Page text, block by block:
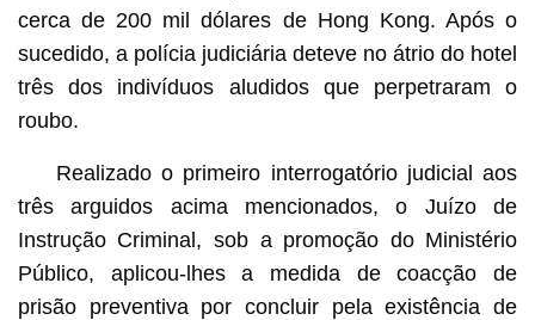
cerca de 200 mil dólares de Hong Kong. Após o
sucedido, a polícia judiciária deteve no átrio do hotel
três dos indivíduos aludidos que perpetraram o
roubo.
Realizado o primeiro interrogatório judicial aos
três arguidos acima mencionados, o Juízo de
Instrução Criminal, sob a promoção do Ministério
Público, aplicou-lhes a medida de coacção de
prisão preventiva por concluir pela existência de